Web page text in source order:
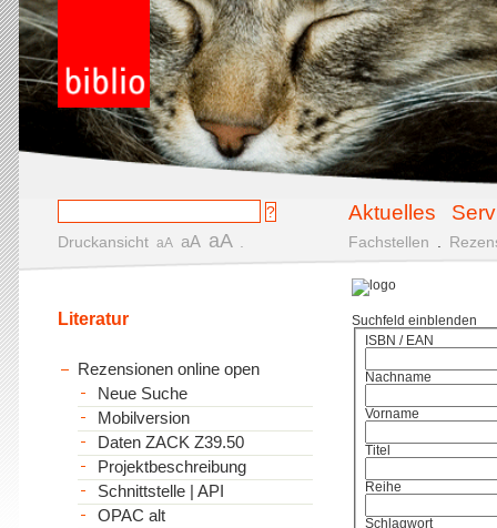
Aktuelles
Druckansicht aA aA aA Fachstellen
Suchfeld einblenden
ISBN / EAN
Nachname
Vorname
Titel
Reihe
Schlagwort
Literatur
Rezensionen online open
Neue Suche
Mobilversion
Daten ZACK Z39.50
Projektbeschreibung
Schnittstelle | API
OPAC alt